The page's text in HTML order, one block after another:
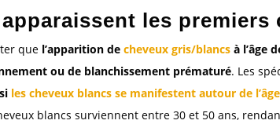
les
que l’apparition decheveux gris/blancs à l’âge
ou de blanchissement prématuré. Les
les cheveux blancs se manifestent autour de
blancs surviennent entre 30 et 50 ans,